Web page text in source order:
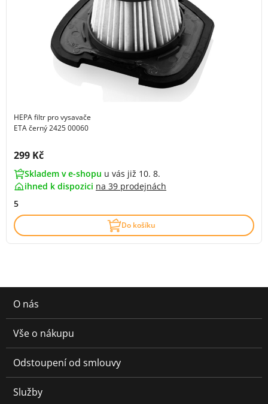
HEPA filtr pro vysavače
ETA černý 2425 00060
Cena s DPH:
299 Kč
Skladem v e-shopu u vás již 10. 8.
ihned k dispozici na 39 prodejnách
5
Do košíku
O nás
Vše o nákupu
Odstoupení od smlouvy
Služby